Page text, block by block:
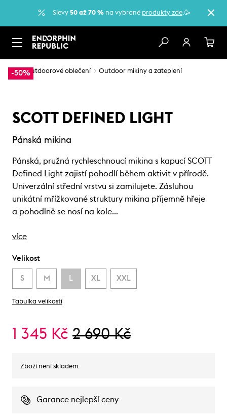
Slevy 50 až 70 % na vybrané produkty zde.🥳
-50%
… Outdoorové oblečení Outdoor mikiny a zateplení
SCOTT DEFINED LIGHT
Pánská mikina
Pánská, pružná rychleschnoucí mikina s kapucí SCOTT
Defined Light zajistí pohodlí během aktivit v přírodě.
Univerzální střední vrstvu si zamilujete. Zásluhou
unikátní mřížkované struktury mikina příjemně hřeje
a pohodlně se nosí na kole…
více
Velikost
S M L XL XXL
Tabulka velikostí
1 345 Kč 2 690 Kč
Zboží není skladem.
Garance nejlepší ceny